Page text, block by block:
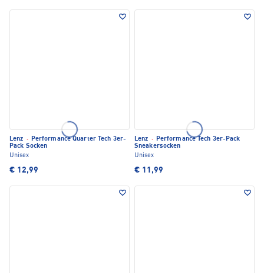
Lenz · Performance Quarter Tech 3er-
Pack Socken
Unisex
€ 12,99
Lenz · Performance Tech 3er-Pack
Sneakersocken
Unisex
€ 11,99